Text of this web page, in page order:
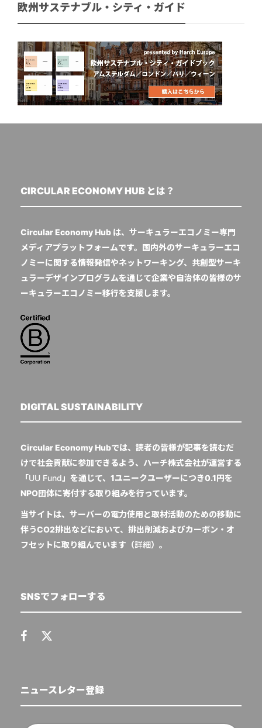
欧州サステナブル・シティ・ガイド
CIRCULAR ECONOMY HUB とは？
Circular Economy Hub は、サーキュラーエコノミー専門
メディアプラットフォームです。国内外のサーキュラーエコ
ノミーに関する情報発信やネットワーキング、共創型サーキ
ュラーデザインプログラムを通じて企業や自治体の皆様のサ
ーキュラーエコノミー移行を支援します。
DIGITAL SUSTAINABILITY
Circular Economy Hubでは、読者の皆様が記事を読むだ
けで社会貢献に参加できるよう、ハーチ株式会社が運営する
「UU Fund 」を通じて、1ユニークユーザーにつき0.1円を
NPO団体に寄付する取り組みを行っています。
当サイトは、サーバーの電力使用と取材活動のための移動に
伴うCO2排出などにおいて、排出削減およびカーボン・オ
フセットに取り組んでいます（詳細）。
SNSでフォローする
ニュースレター登録